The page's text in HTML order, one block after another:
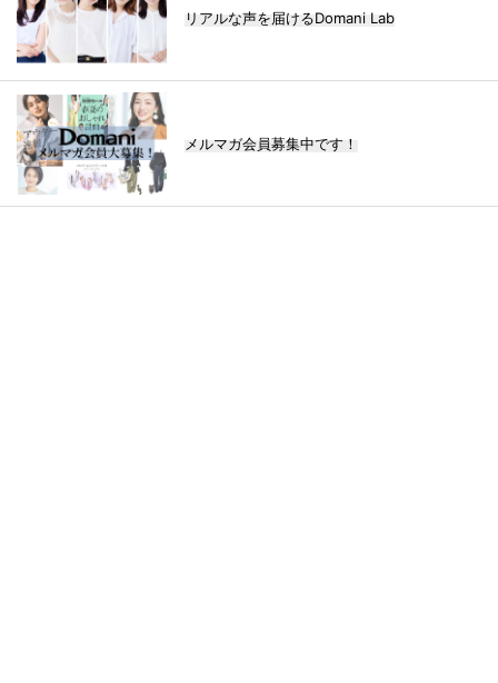
リアルな声を届けるDomani Lab
メルマガ会員募集中です！